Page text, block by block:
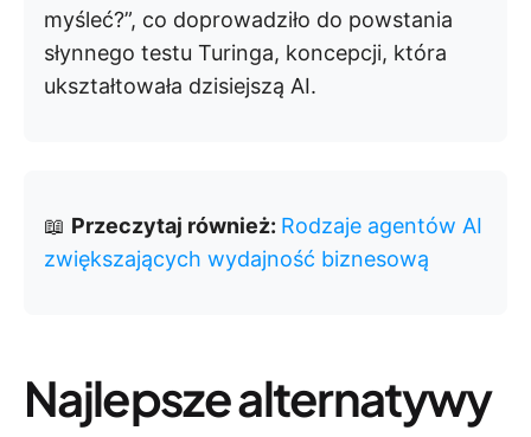
myśleć?”, co doprowadziło do powstania
słynnego testu Turinga, koncepcji, która
ukształtowała dzisiejszą AI.
📖 Przeczytaj również: Rodzaje agentów AI
zwiększających wydajność biznesową
Najlepsze alternatywy